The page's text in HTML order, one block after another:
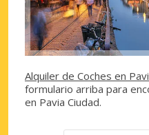
Alquiler de Coches en
formulario arriba para
en Pavia Ciudad.